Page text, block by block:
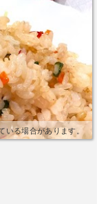
いる場合があります。